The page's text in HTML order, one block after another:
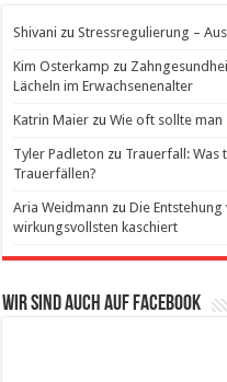
Shivani zuStressregulierung –
Kim Osterkamp zu
Lächeln im Erwachsenenalter
Katrin Maier zuWie oft sollte man
Tyler Padleton zu Trauerfall: Was
Trauerfällen?
Aria Weidmann zuDie
wirkungsvollsten kaschiert
Wir sind auch auf Facebook